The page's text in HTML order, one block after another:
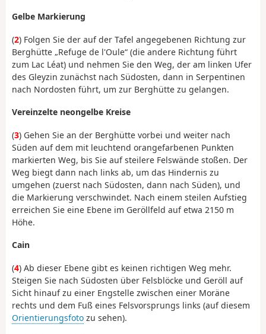
Gelbe Markierung
(2) Folgen Sie der auf der Tafel angegebenen Richtung zur
Berghütte „Refuge de l'Oule“ (die andere Richtung führt
zum Lac Léat) und nehmen Sie den Weg, der am linken Ufer
des Gleyzin zunächst nach Südosten, dann in Serpentinen
nach Nordosten führt, um zur Berghütte zu gelangen.
Vereinzelte neongelbe Kreise
(3) Gehen Sie an der Berghütte vorbei und weiter nach
Süden auf dem mit leuchtend orangefarbenen Punkten
markierten Weg, bis Sie auf steilere Felswände stoßen. Der
Weg biegt dann nach links ab, um das Hindernis zu
umgehen (zuerst nach Südosten, dann nach Süden), und
die Markierung verschwindet. Nach einem steilen Aufstieg
erreichen Sie eine Ebene im Geröllfeld auf etwa 2150 m
Höhe.
Cain
(4) Ab dieser Ebene gibt es keinen richtigen Weg mehr.
Steigen Sie nach Südosten über Felsblöcke und Geröll auf
Sicht hinauf zu einer Engstelle zwischen einer Moräne
rechts und dem Fuß eines Felsvorsprungs links (auf diesem
Orientierungsfoto zu sehen).